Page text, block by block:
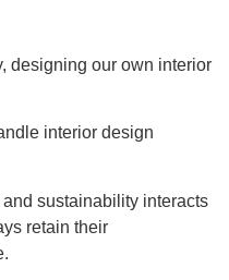
designing our own interior
interior design
sustainability interacts
retain their